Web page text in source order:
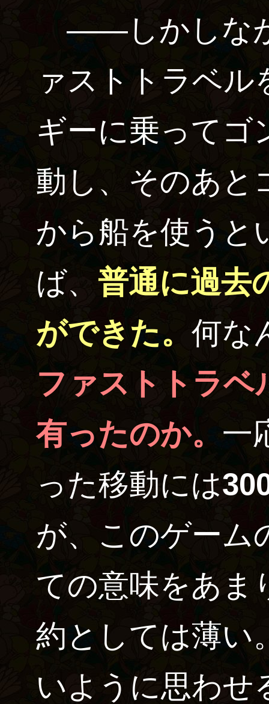
――しかしな
ァストトラベ
ギーに乗って
動し、そのあと
から船を使うと
ば、 普通に過去
ができた。 何な
ファストトラベ
有ったのか。 一
った移動には
が、このゲーム
ての意味をあま
約としては薄い
いように思わせ